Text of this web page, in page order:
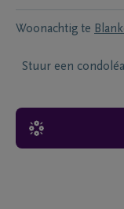
Woonachtig te
Stuur een